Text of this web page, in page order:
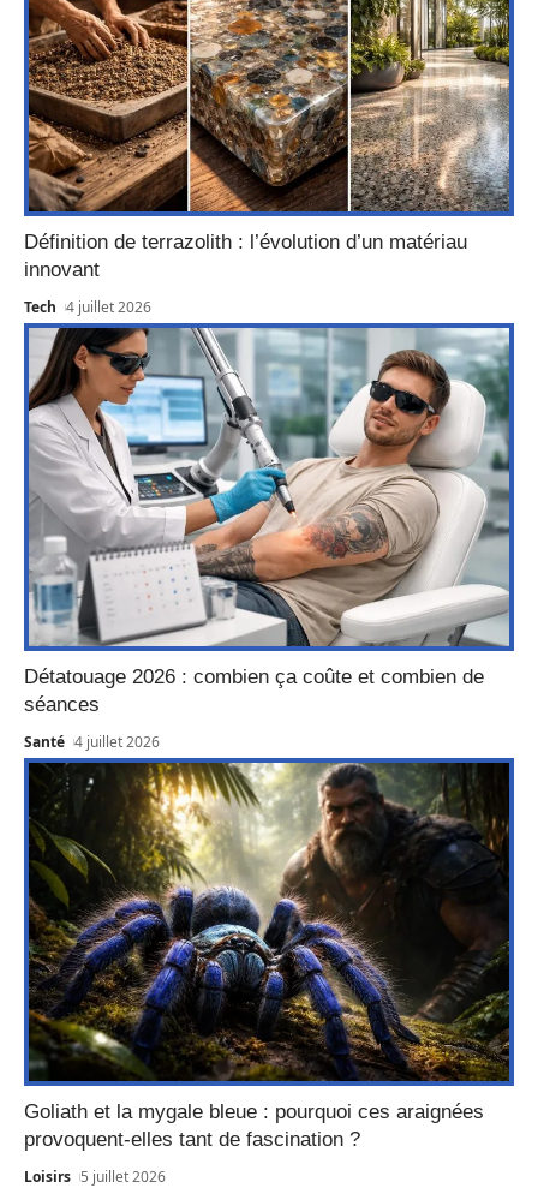
Définition de terrazolith : l’évolution d’un matériau
innovant
Tech 4 juillet 2026
Détatouage 2026 : combien ça coûte et combien de
séances
Santé 4 juillet 2026
Goliath et la mygale bleue : pourquoi ces araignées
provoquent-elles tant de fascination ?
Loisirs 5 juillet 2026